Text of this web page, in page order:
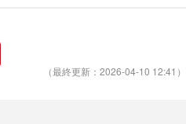
（最終更新：2026-04-10 12:41）